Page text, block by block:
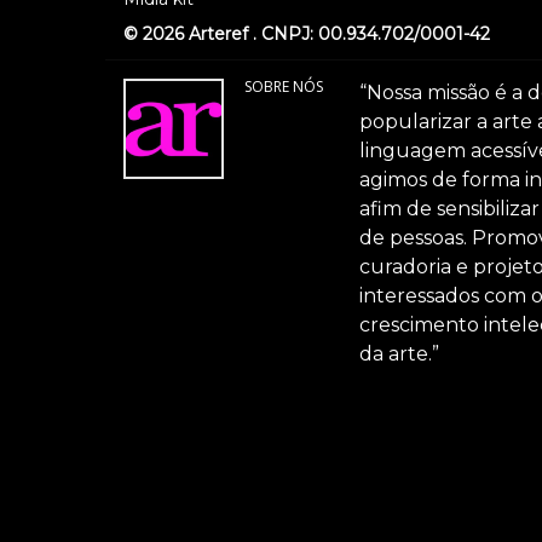
© 2026 Arteref . CNPJ: 00.934.702/0001-42
SOBRE NÓS
“Nossa missão é
popularizar a arte
linguagem
agimos de forma
afim de
de pessoas.
curadoria e
interessados com
crescimento
da arte.”